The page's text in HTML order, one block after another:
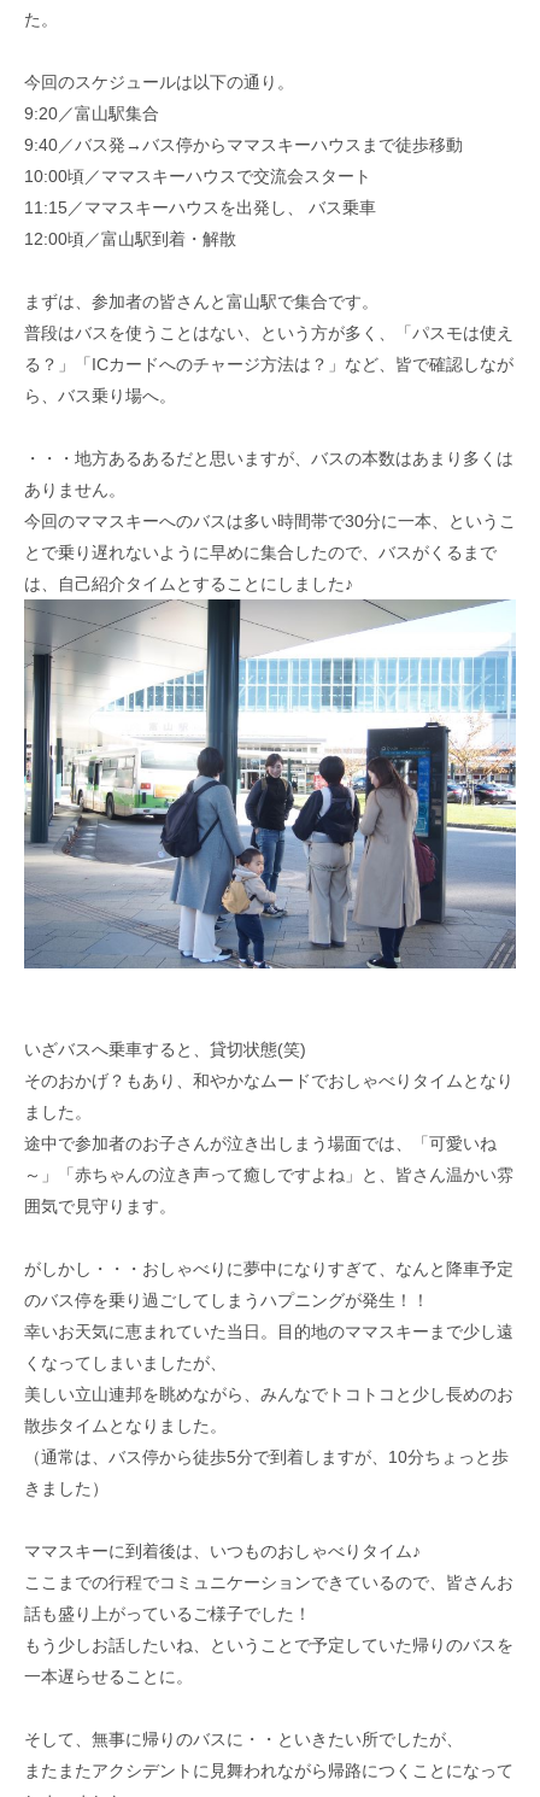
た。
今回のスケジュールは以下の通り。
9:20／富山駅集合
9:40／バス発→バス停からママスキーハウスまで徒歩移動
10:00頃／ママスキーハウスで交流会スタート
11:15／ママスキーハウスを出発し、 バス乗車
12:00頃／富山駅到着・解散
まずは、参加者の皆さんと富山駅で集合です。
普段はバスを使うことはない、という方が多く、「パスモは使え
る？」「ICカードへのチャージ方法は？」など、皆で確認しなが
ら、バス乗り場へ。
・・・地方あるあるだと思いますが、バスの本数はあまり多くは
ありません。
今回のママスキーへのバスは多い時間帯で30分に一本、というこ
とで乗り遅れないように早めに集合したので、バスがくるまで
は、自己紹介タイムとすることにしました♪
いざバスへ乗車すると、貸切状態(笑)
そのおかげ？もあり、和やかなムードでおしゃべりタイムとなり
ました。
途中で参加者のお子さんが泣き出しまう場面では、「可愛いね
～」「赤ちゃんの泣き声って癒しですよね」と、皆さん温かい雰
囲気で見守ります。
がしかし・・・おしゃべりに夢中になりすぎて、なんと降車予定
のバス停を乗り過ごしてしまうハプニングが発生！！
幸いお天気に恵まれていた当日。目的地のママスキーまで少し遠
くなってしまいましたが、
美しい立山連邦を眺めながら、みんなでトコトコと少し長めのお
散歩タイムとなりました。
（通常は、バス停から徒歩5分で到着しますが、10分ちょっと歩
きました）
ママスキーに到着後は、いつものおしゃべりタイム♪
ここまでの行程でコミュニケーションできているので、皆さんお
話も盛り上がっているご様子でした！
もう少しお話したいね、ということで予定していた帰りのバスを
一本遅らせることに。
そして、無事に帰りのバスに・・といきたい所でしたが、
またまたアクシデントに見舞われながら帰路につくことになって